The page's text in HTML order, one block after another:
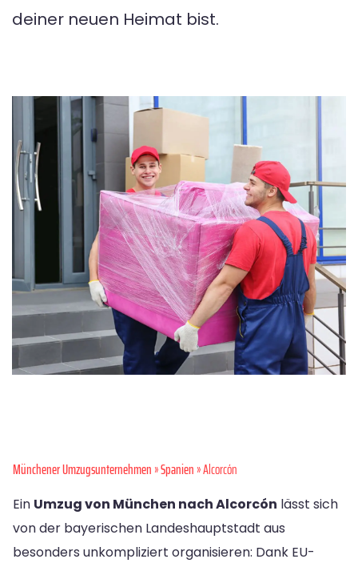
deiner neuen Heimat bist.
Münchener Umzugsunternehmen»Spanien» Alcorcón
Ein Umzug von München nach Alcorcón lässt sich
von der bayerischen Landeshauptstadt aus
besonders unkompliziert organisieren: Dank EU-